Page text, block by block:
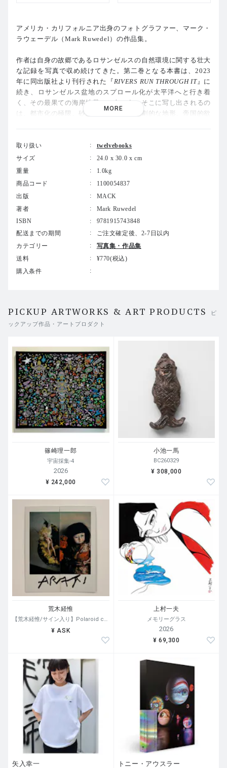
アメリカ・カリフォルニア出身のフォトグラファー、マーク・
ラウェーデル（Mark Ruwedel）の作品集。
作者は自身の故郷であるロサンゼルスの自然環境に関する壮大
な記録を写真で収め続けてきた。第二巻となる本書は、2023
年に同出版社より刊行された『RIVERS RUN THROUGH IT』に
続き、ロサンゼルス盆地のスプロール化が太平洋へと行き着
く、その最果ての海岸地帯へと向かう。そこに写し出されるの
は、都市化の極限、砂漠と海が織りなす劇的な地形、帝国的欲
マリブ北方のポイント・マグーから、オレンジ郡のボル
サ・チカ湿地帯まで、およそ100マイルにおよぶ沿岸のル
跡と、それに抗する自然や時間の力が複雑に絡み合う風景
を観察する。大判カメラで記録されたモノクロ写真は、19
世紀の写真家兼地図製作者たちを想起させる一方で、彼ら
の測量行為に内在していた分類学的な確実性や政治性を問
い直している。
トをさらに開かれた複雑性へと推し進める。繊細かつ精密
な視線によって土地を捉えながら、その全体像の捉えがた
（Victoria and Albert Museum / V&A）」写真部門責任
者、ダンカン・フォーブス（Duncan Forbes）によるエッ
MORE
取り扱い
twelvebooks
サイズ
24.0 x 30.0 x cm
重量
1.0kg
商品コード
1100054837
出版
MACK
著者
Mark Ruwedel
ISBN
9781915743848
配送までの期間
ご注文確定後、2-7日以内
カテゴリー
写真集・作品集
送料
¥770(税込)
購入条件
PICKUP ARTWORKS & ART PRODUCTS
ピ
ックアップ作品・アートプロダクト
篠崎理一郎
宇宙採集-4
2026
¥ 242,000
小池一馬
BC260329
¥ 308,000
荒木経惟
【荒木経惟/サイン入り】Polaroid collage
¥ ASK
上村一夫
メモリーグラス
2026
¥ 69,300
矢入幸一 トニー・アウスラー